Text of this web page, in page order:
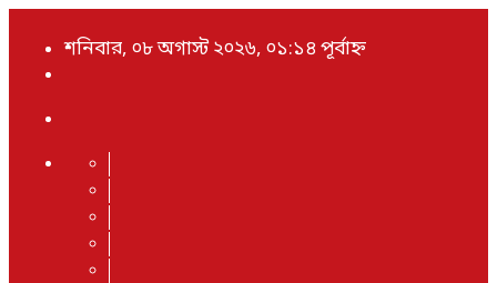
শনিবার, ০৮ অগাস্ট ২০২৬, ০১:১৪ পূর্বাহ্ন